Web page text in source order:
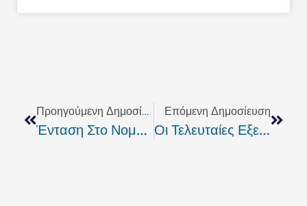
Προηγούμενη Δημοσίευση
Ένταση Στο Νομαρχιακό Για Το ΧΥΤΑ Αμαρίου
Επόμενη Δημοσίευση
Οι Τελευταίες Εξελίξεις Για Το Οικόπεδο Του Νοσοκομείου Δια Στόματος Λαμπρόπουλου